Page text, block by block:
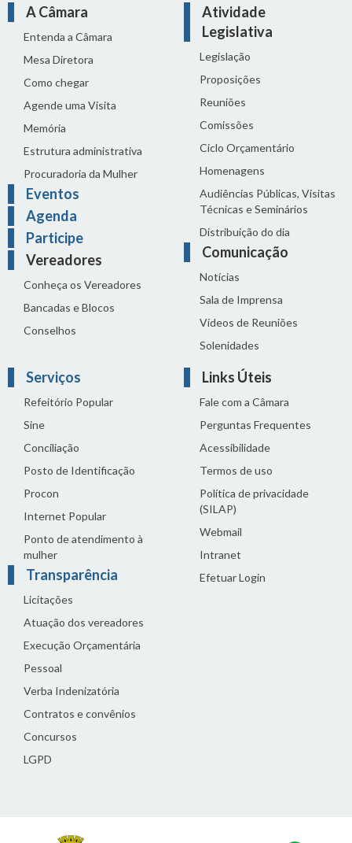
A Câmara
Entenda a Câmara
Mesa Diretora
Como chegar
Agende uma Visita
Memória
Estrutura administrativa
Procuradoria da Mulher
Eventos
Agenda
Participe
Vereadores
Conheça os Vereadores
Bancadas e Blocos
Conselhos
Atividade
Legislativa
Legislação
Proposições
Reuniões
Comissões
Ciclo Orçamentário
Homenagens
Audiências Públicas, Visitas
Técnicas e Seminários
Distribuição do dia
Comunicação
Notícias
Sala de Imprensa
Vídeos de Reuniões
Solenidades
Serviços
Refeitório Popular
Sine
Conciliação
Posto de Identificação
Procon
Internet Popular
Ponto de atendimento à
mulher
Transparência
Licitações
Atuação dos vereadores
Execução Orçamentária
Pessoal
Verba Indenizatória
Contratos e convênios
Concursos
LGPD
Links Úteis
Fale com a Câmara
Perguntas Frequentes
Acessibilidade
Termos de uso
Política de privacidade
(SILAP)
Webmail
Intranet
Efetuar Login